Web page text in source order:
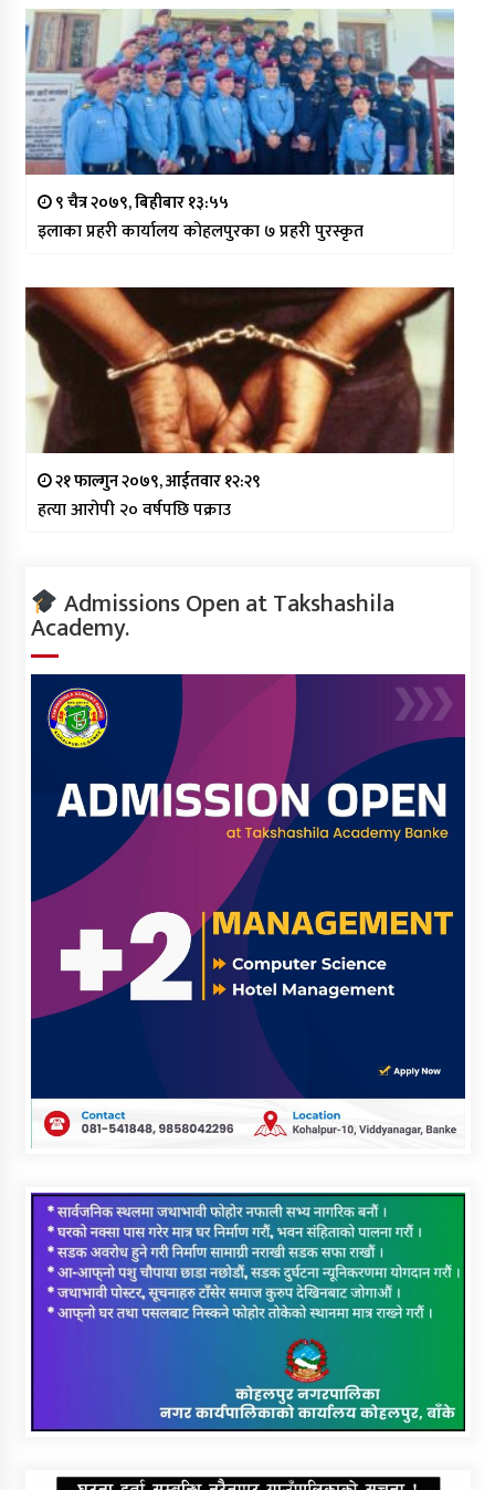
९ चैत्र २०७९, बिहीबार १३:५५
इलाका प्रहरी कार्यालय कोहलपुरका ७ प्रहरी पुरस्कृत
२१ फाल्गुन २०७९, आईतवार १२:२९
हत्या आरोपी २० वर्षपछि पक्राउ
Admissions Open at Takshashila
Academy.